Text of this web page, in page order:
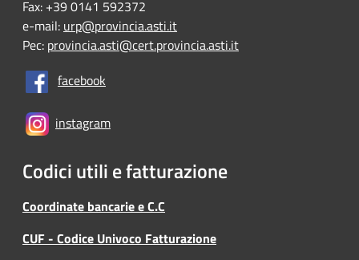
Fax: +39 0141 592372
e-mail: urp@provincia.asti.it
Pec: provincia.asti@cert.provincia.asti.it
facebook
instagram
Codici utili e fatturazione
Coordinate bancarie e C.C
CUF - Codice Univoco Fatturazione